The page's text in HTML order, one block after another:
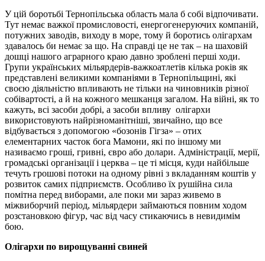
У цій боротьбі Тернопільська область мала б собі відпочивати.
Тут немає важкої промисловості, енергогенеруючих компаній,
потужних заводів, виходу в море, тому й боротись олігархам
здавалось би немає за що. На справді це не так – на шаховій
дошці нашого аграрного краю давно зроблені перші ходи.
Групи українських мільярдерів-важкоатлетів кілька років як
представлені великими компаніями в Тернопільщині, які
своєю діяльністю впливають не тільки на чиновників різної
собівартості, а й на кожного мешканця загалом. На війні, як то
кажуть, всі засоби добрі, а засоби впливу олігархи
використовують найрізноманітніші, звичайно, що все
відбувається з допомогою «бозонів Гігза» – отих
елементарних часток бога Мамони, які по іншому ми
називаємо гроші, гривні, євро або долари. Адміністрації, мерії,
громадські організації і церква – це ті місця, куди найбільше
течуть грошові потоки на одному рівні з вкладанням коштів у
розвиток самих підприємств. Особливо їх рушійна сила
помітна перед виборами, але поки ми зараз живемо в
міжвиборчий період, мільярдери займаються повним ходом
розстановкою фігур, час від часу стикаючись в невидимім
бою.
Олігархи по вирощуванні свиней